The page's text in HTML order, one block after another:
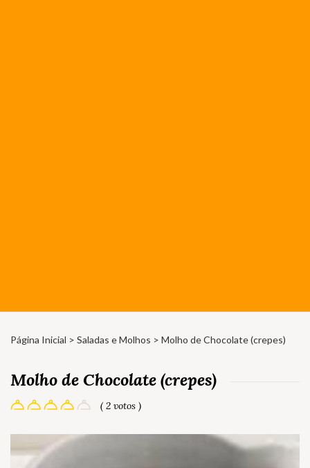
Página Inicial > Saladas e Molhos > Molho de Chocolate (crepes)
Molho de Chocolate (crepes)
( 2 votos )